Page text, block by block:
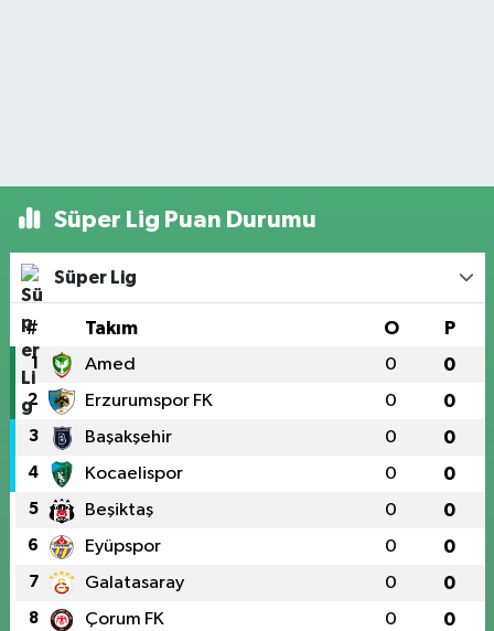
Süper Lig Puan Durumu
Süper Lig
# Takım O P
1 Amed 0 0
2 Erzurumspor FK 0 0
3 Başakşehir 0 0
4 Kocaelispor 0 0
5 Beşiktaş 0 0
6 Eyüpspor 0 0
7 Galatasaray 0 0
8 Çorum FK 0 0